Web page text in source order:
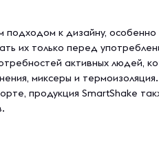
к дизайну,
их только перед
активных людей,
миксеры и термоизоляция.
продукция SmartShake